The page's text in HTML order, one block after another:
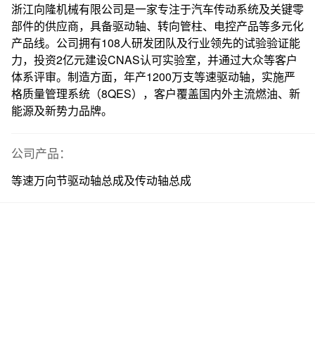
浙江向隆机械有限公司是一家专注于汽车传动系统及关键零
部件的供应商，具备驱动轴、转向管柱、电控产品等多元化
产品线。公司拥有108人研发团队及行业领先的试验验证能
力，投资2亿元建设CNAS认可实验室，并通过大众等客户
体系评审。制造方面，年产1200万支等速驱动轴，实施严
格质量管理系统（8QES），客户覆盖国内外主流燃油、新
能源及新势力品牌。
公司产品：
等速万向节驱动轴总成及传动轴总成